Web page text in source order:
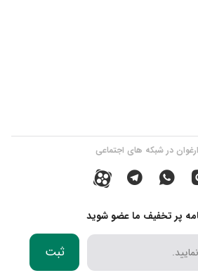
در شبکه های اجتماعی
پر تخفیف ما عضو شوید
ثبت